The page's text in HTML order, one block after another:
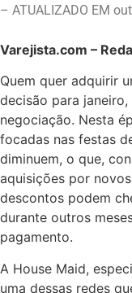
– ATUALIZADO EM
Varejista.com –
Quem quer adquirir
decisão para
negociação. Nesta
focadas nas festas
diminuem, o que,
aquisições por
descontos podem
durante outros
pagamento.
A House Maid,
uma dessas redes